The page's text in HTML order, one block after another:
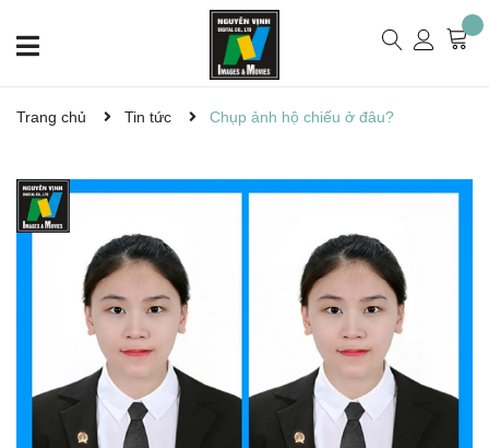
Trang chủ Tin tức Chụp ảnh hộ chiếu ở đâu?